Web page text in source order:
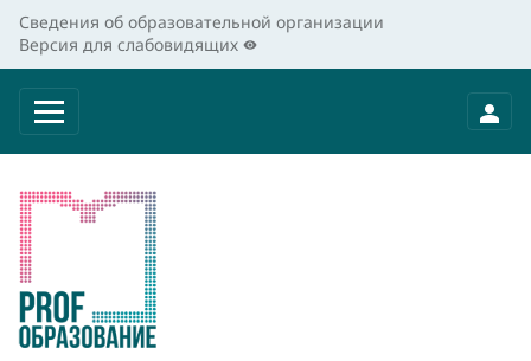
Сведения об образовательной организации
Версия для слабовидящих